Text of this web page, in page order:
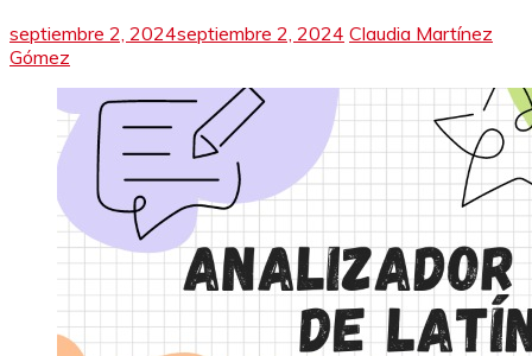
septiembre 2, 2024septiembre 2, 2024 Claudia Martínez
Gómez